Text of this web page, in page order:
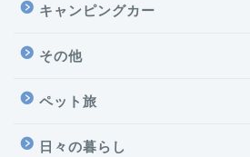
キャンピングカー
その他
ペット旅
日々の暮らし